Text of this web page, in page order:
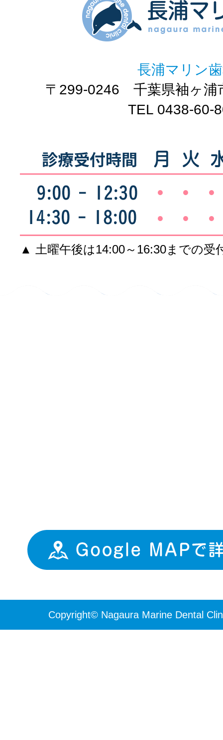
長浦マリン
〒299-0246 千葉県袖ヶ浦
TEL 0438-60-
● ●
●
●
● ●
▲ 土曜午後は14:00～16:30までの受
Copyright© Nagaura Marine Dental